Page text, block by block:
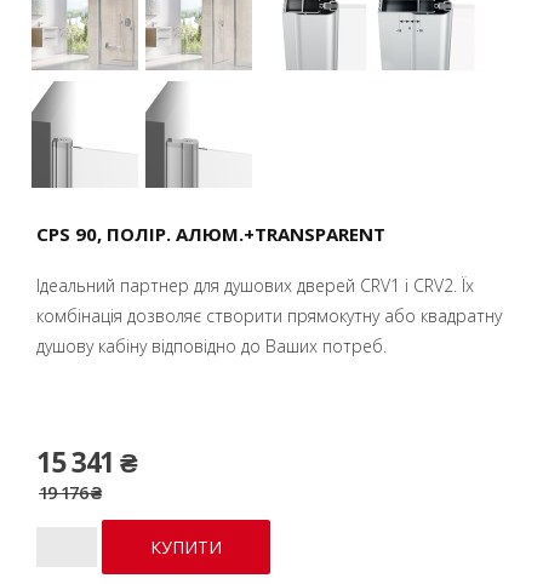
CPS 90, ПОЛІР. АЛЮМ.+TRANSPARENT
Ідеальний партнер для душових дверей CRV1 і CRV2. Їх
комбінація дозволяє створити прямокутну або квадратну
душову кабіну відповідно до Ваших потреб.
15 341 ₴
19 176 ₴